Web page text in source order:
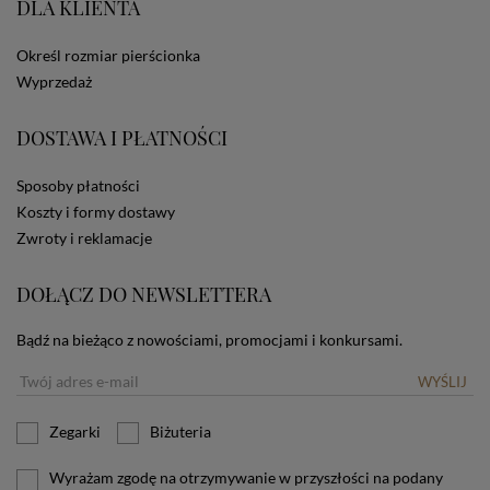
ze Sklepu bez zmiany ustawień w przeglądarce
zamieszczane w urządzeniu końcowym każdego
użytkownika. Jeżeli użytkownik nie wyraża zgody na
informacji o plikach cookies.
DLA KLIENTA
Określ rozmiar pierścionka
Wyprzedaż
DOSTAWA I PŁATNOŚCI
Sposoby płatności
Koszty i formy dostawy
Zwroty i reklamacje
DOŁĄCZ DO NEWSLETTERA
Bądź na bieżąco z nowościami, promocjami i konkursami.
WYŚLIJ
Zegarki Biżuteria
Wyrażam zgodę na otrzymywanie w przyszłości na podany